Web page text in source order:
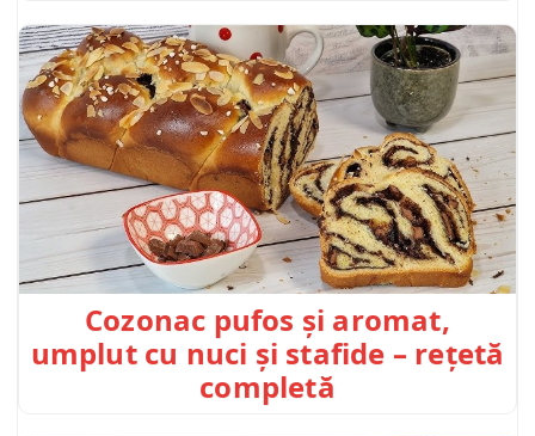
Cozonac pufos și aromat,
umplut cu nuci și stafide – rețetă
completă